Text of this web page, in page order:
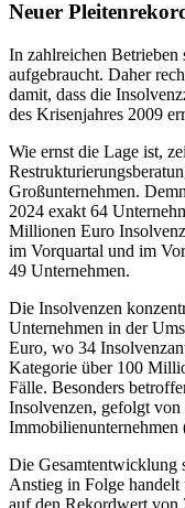
Neuer
In zahlreichen Betrieben
aufgebraucht. Daher
damit, dass die
des Krisenjahres 2009
Wie ernst die Lage ist,
Großunternehmen.
2024 exakt 64
Millionen Euro
im Vorquartal und im
49 Unternehmen.
Die Insolvenzen
Unternehmen in der
Euro, wo 34
Kategorie über 100
Fälle. Besonders
Insolvenzen, gefolgt
Immobilienunternehmen
Die Gesamtentwicklung
Anstieg in Folge
auf den Rekordwert von